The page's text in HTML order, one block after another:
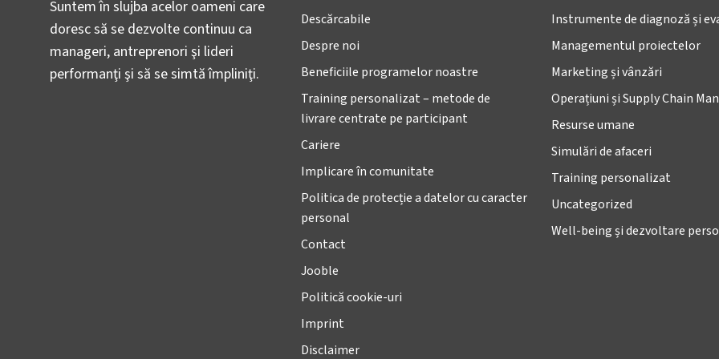
Suntem în slujba acelor oameni care
doresc să se dezvolte continuu ca
manageri, antreprenori şi lideri
performanţi şi să se simtă împliniţi.
Descărcabile
Despre noi
Beneficiile programelor noastre
Training personalizat – metode de
livrare centrate pe participant
Cariere
Implicare în comunitate
Politica de protecție a datelor cu caracter
personal
Contact
Jooble
Politică cookie-uri
Imprint
Disclaimer
Instrumente de diagnoză și
Managementul proiectelor
Marketing și vânzări
Operațiuni și Supply Chain
Resurse umane
Simulări de afaceri
Training personalizat
Uncategorized
Well-being și dezvoltare